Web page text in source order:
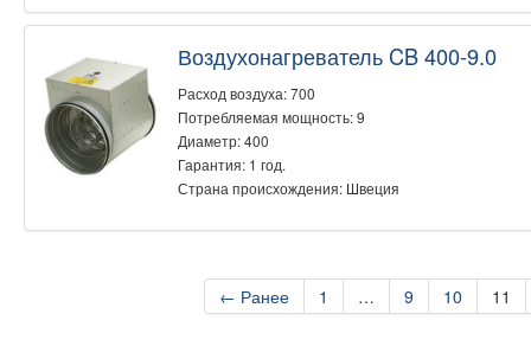
Воздухонагреватель CB 400-9.0
Расход воздуха: 700
Потребляемая мощность: 9
Диаметр: 400
Гарантия: 1 год.
Страна происхождения: Швеция
← Ранее 1 … 9 10 11